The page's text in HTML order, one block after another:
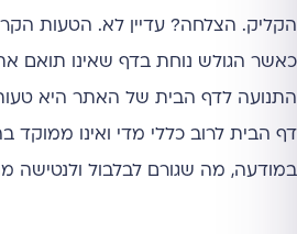
הקליק. הצלחה? עדיין לא. הטעות
כאשר הגולש נוחת בדף שאינו תואם
התנועה לדף הבית של האתר היא
דף הבית לרוב כללי מדי ואינו
במודעה, מה שגורם לבלבול ולנטישה